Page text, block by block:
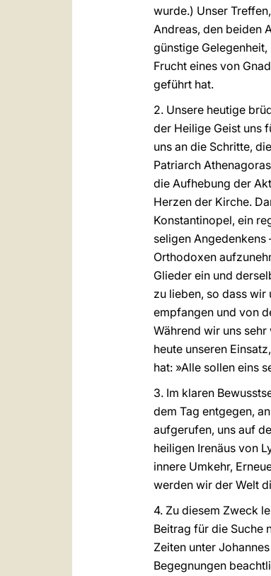
wurde.) Unser
Andreas, den beiden
günstige
Frucht eines von
geführt hat.
2. Unsere heutige
der Heilige Geist uns
uns an die Schritte,
Patriarch
die Aufhebung der
Herzen der Kirche.
Konstantinopel, ein
seligen
Orthodoxen
Glieder ein und
zu lieben, so dass wir
empfangen und von
Während wir uns
heute unseren
hat: »Alle sollen eins
3. Im klaren
dem Tag entgegen,
aufgerufen, uns auf
heiligen Irenäus von
innere Umkehr,
werden wir der Welt
4. Zu diesem Zweck
Beitrag für die Suche
Zeiten unter
Begegnungen